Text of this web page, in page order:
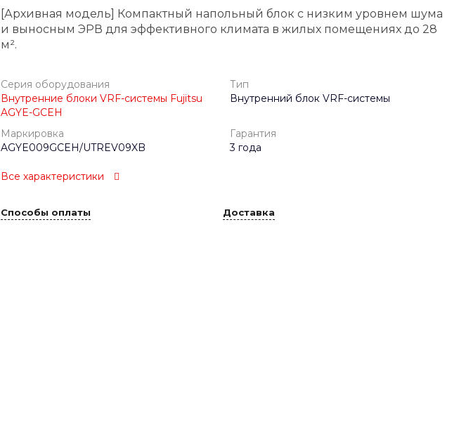
[Архивная модель] Компактный напольный блок с низким уровнем шума
и выносным ЭРВ для эффективного климата в жилых помещениях до 28
м².
Серия оборудования
Внутренние блоки VRF-системы Fujitsu
AGYE-GCEH
Тип
Внутренний блок VRF-системы
Маркировка
AGYE009GCEH/UTREV09XB
Гарантия
3 года
Все характеристики
Способы оплаты Доставка